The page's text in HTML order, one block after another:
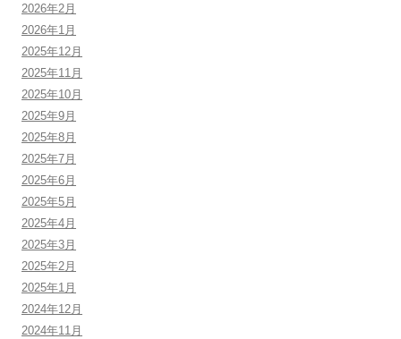
2026年2月
2026年1月
2025年12月
2025年11月
2025年10月
2025年9月
2025年8月
2025年7月
2025年6月
2025年5月
2025年4月
2025年3月
2025年2月
2025年1月
2024年12月
2024年11月